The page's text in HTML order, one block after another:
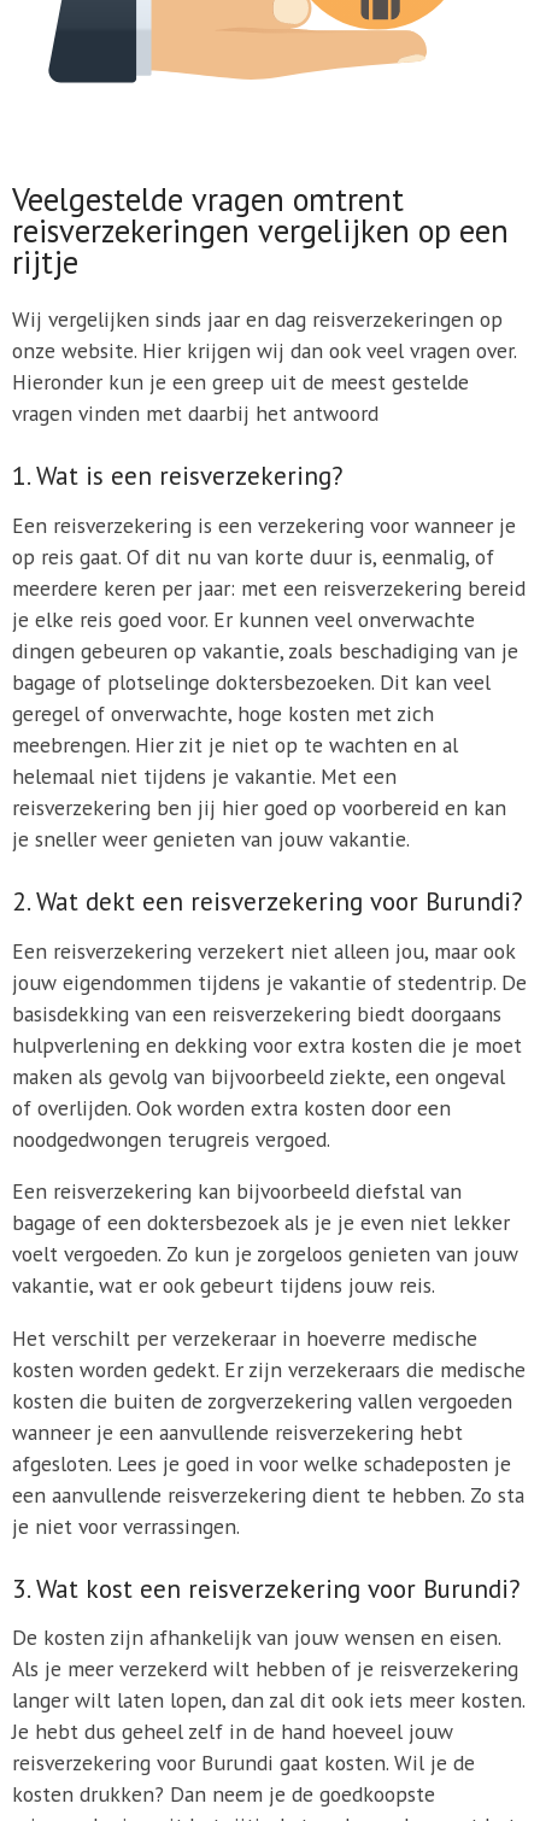
Veelgestelde vragen omtrent
reisverzekeringen vergelijken op een
rijtje
Wij vergelijken sinds jaar en dag reisverzekeringen op
onze website. Hier krijgen wij dan ook veel vragen over.
Hieronder kun je een greep uit de meest gestelde
vragen vinden met daarbij het antwoord
1. Wat is een reisverzekering?
Een reisverzekering is een verzekering voor wanneer je
op reis gaat. Of dit nu van korte duur is, eenmalig, of
meerdere keren per jaar: met een reisverzekering bereid
je elke reis goed voor. Er kunnen veel onverwachte
dingen gebeuren op vakantie, zoals beschadiging van je
bagage of plotselinge doktersbezoeken. Dit kan veel
geregel of onverwachte, hoge kosten met zich
meebrengen. Hier zit je niet op te wachten en al
helemaal niet tijdens je vakantie. Met een
reisverzekering ben jij hier goed op voorbereid en kan
je sneller weer genieten van jouw vakantie.
2. Wat dekt een reisverzekering voor Burundi?
Een reisverzekering verzekert niet alleen jou, maar ook
jouw eigendommen tijdens je vakantie of stedentrip. De
basisdekking van een reisverzekering biedt doorgaans
hulpverlening en dekking voor extra kosten die je moet
maken als gevolg van bijvoorbeeld ziekte, een ongeval
of overlijden. Ook worden extra kosten door een
noodgedwongen terugreis vergoed.
Een reisverzekering kan bijvoorbeeld diefstal van
bagage of een doktersbezoek als je je even niet lekker
voelt vergoeden. Zo kun je zorgeloos genieten van jouw
vakantie, wat er ook gebeurt tijdens jouw reis.
Het verschilt per verzekeraar in hoeverre medische
kosten worden gedekt. Er zijn verzekeraars die medische
kosten die buiten de zorgverzekering vallen vergoeden
wanneer je een aanvullende reisverzekering hebt
afgesloten. Lees je goed in voor welke schadeposten je
een aanvullende reisverzekering dient te hebben. Zo sta
je niet voor verrassingen.
3. Wat kost een reisverzekering voor Burundi?
De kosten zijn afhankelijk van jouw wensen en eisen.
Als je meer verzekerd wilt hebben of je reisverzekering
langer wilt laten lopen, dan zal dit ook iets meer kosten.
Je hebt dus geheel zelf in de hand hoeveel jouw
reisverzekering voor Burundi gaat kosten. Wil je de
kosten drukken? Dan neem je de goedkoopste